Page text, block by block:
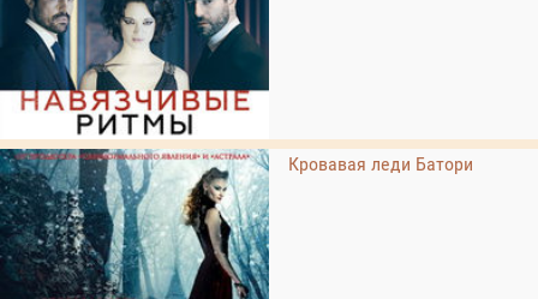
Кровавая леди Батори